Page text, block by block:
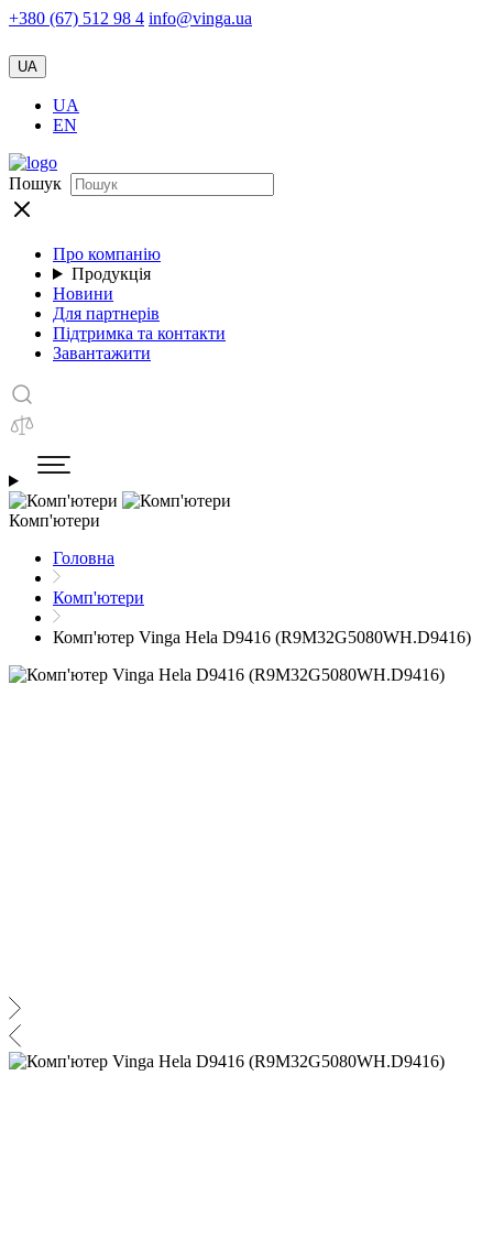
+380 (67) 512 98 4 info@vinga.ua
UA
UA
EN
Пошук
Про компанію
Продукція
Новини
Для партнерів
Підтримка та контакти
Завантажити
Комп'ютери
Головна
Комп'ютери
Комп'ютер Vinga Hela D9416 (R9M32G5080WH.D9416)